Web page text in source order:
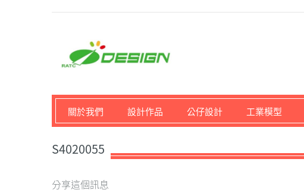
馬路科技創意設計-3D公仔,
關於我們 設計作品 公仔設計 工業模型
S4020055
分享這個訊息